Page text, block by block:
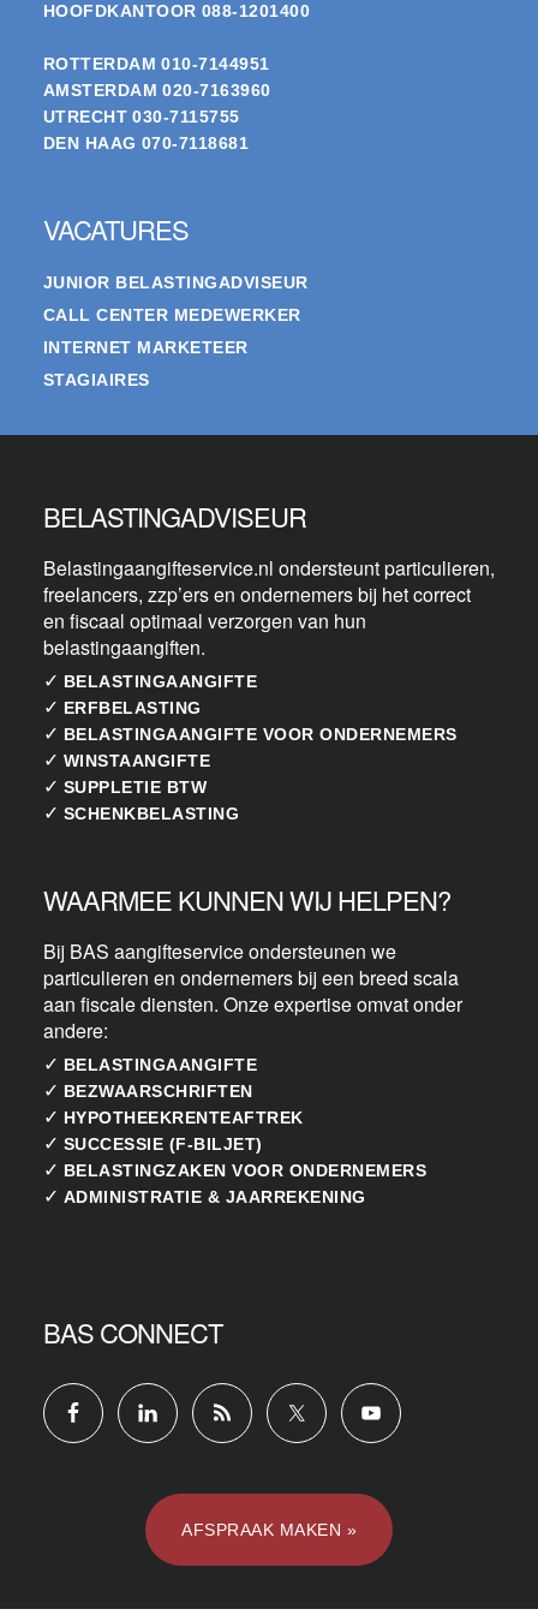
HOOFDKANTOOR 088-1201400
ROTTERDAM 010-7144951
AMSTERDAM 020-7163960
UTRECHT 030-7115755
DEN HAAG 070-7118681
VACATURES
JUNIOR BELASTINGADVISEUR
CALL CENTER MEDEWERKER
INTERNET MARKETEER
STAGIAIRES
BELASTINGADVISEUR
Belastingaangifteservice.nl ondersteunt particulieren,
freelancers, zzp’ers en ondernemers bij het correct
en fiscaal optimaal verzorgen van hun
belastingaangiften.
✓ BELASTINGAANGIFTE
✓ ERFBELASTING
✓ BELASTINGAANGIFTE VOOR ONDERNEMERS
✓ WINSTAANGIFTE
✓ SUPPLETIE BTW
✓ SCHENKBELASTING
WAARMEE KUNNEN WIJ HELPEN?
Bij BAS aangifteservice ondersteunen we
particulieren en ondernemers bij een breed scala
aan fiscale diensten. Onze expertise omvat onder
andere:
✓ BELASTINGAANGIFTE
✓ BEZWAARSCHRIFTEN
✓ HYPOTHEEKRENTEAFTREK
✓ SUCCESSIE (F-BILJET)
✓ BELASTINGZAKEN VOOR ONDERNEMERS
✓ ADMINISTRATIE & JAARREKENING
BAS CONNECT
AFSPRAAK MAKEN »